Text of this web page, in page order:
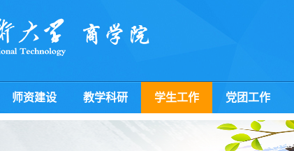
师资建设 教学科研 学生工作 党团工作